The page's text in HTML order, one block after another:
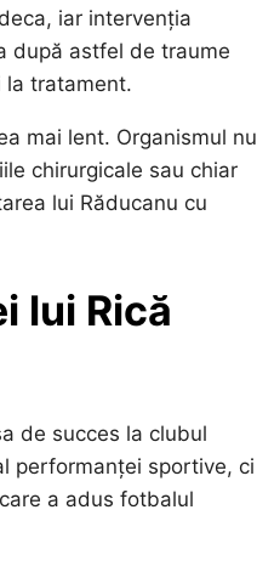
iar intervenția
după astfel de traume
la tratament.
mai lent. Organismul nu
chirurgicale sau chiar
lui Răducanu cu
lui Rică
de succes la clubul
performanței sportive, ci
a adus fotbalul